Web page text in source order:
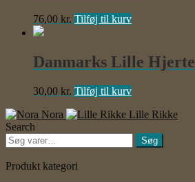
76,00 kr. Tilføj til kurv
Danmarks Lille Hjerte
30,00 kr. Tilføj til kurv
Nora
Lille Rikke
Search
Søg
efter:
Søg
Produkt kategori